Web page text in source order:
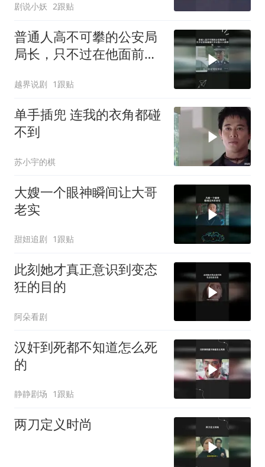
剧说小妖 2跟贴
普通人高不可攀的公安局
局长，只不过在他面前只
越界说剧 1跟贴
单手插兜 连我的衣角都碰
不到
苏小宇的棋
大嫂一个眼神瞬间让大哥
老实
甜妞追剧 1跟贴
此刻她才真正意识到变态
狂的目的
阿朵看剧
汉奸到死都不知道怎么死
的
静静剧场 1跟贴
两刀定义时尚